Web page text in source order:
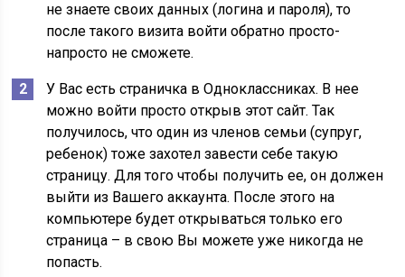
не знаете своих данных (логина и пароля), то
после такого визита войти обратно просто-
напросто не сможете.
У Вас есть страничка в Одноклассниках. В нее
можно войти просто открыв этот сайт. Так
получилось, что один из членов семьи (супруг,
ребенок) тоже захотел завести себе такую
страницу. Для того чтобы получить ее, он должен
выйти из Вашего аккаунта. После этого на
компьютере будет открываться только его
страница – в свою Вы можете уже никогда не
попасть.